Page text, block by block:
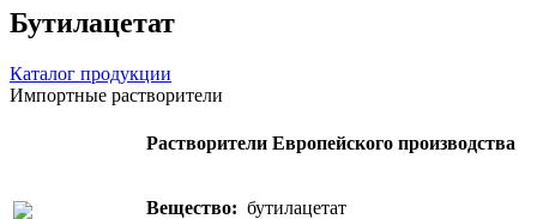
Бутилацетат
Каталог продукции
Импортные растворители
Растворители Европейского производства
Вещество: бутилацетат